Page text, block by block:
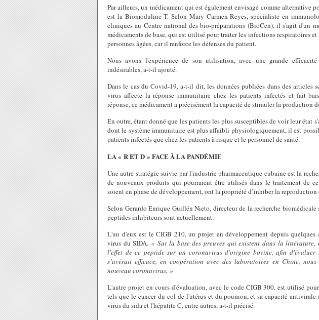
Par ailleurs, un médicament qui est également envisagé comme alternative
est la Biomoduline T. Selon Mary Carmen Reyes, spécialiste en
cliniques au Centre national des bio-préparations (BioCen), il s'agit d'un
médicaments de base, qui est utilisé pour traiter les infections respiratoires
personnes âgées, car il renforce les défenses du patient.
Nous avons l'expérience de son utilisation, avec une grande
indésirables, a-t-il ajouté.
Dans le cas du Covid-19, a-t-il dit, les données publiées dans des articles
virus affecte la réponse immunitaire chez les patients infectés et fait
réponse, ce médicament a précisément la capacité de stimuler la production
En outre, étant donné que les patients les plus susceptibles de voir leur état
dont le système immunitaire est plus affaibli physiologiquement, il est
patients infectés que chez les patients à risque et le personnel de santé.
LA « R ET D » FACE À LA PANDÉMIE
Une autre stratégie suivie par l'industrie pharmaceutique cubaine est la
de nouveaux produits qui pourraient être utilisés dans le traitement de
soient en phase de développement, ont la propriété d’inhiber la reproduction
Selon Gerardo Enrique Guillén Nieto, directeur de la recherche
peptides inhibiteurs sont actuellement.
L'un d'eux est le CIGB 210, un projet en développement depuis quelques
virus du SIDA. « Sur la base des preuves qui existent dans la littérature,
l'effet de ce peptide sur un coronavirus d'origine bovine, afin
s’avérait efficace, en coopération avec des laboratoires en Chine,
nouveau coronavirus. »
L'autre projet en cours d'évaluation, avec le code CIGB 300, est utilisé
tels que le cancer du col de l'utérus et du poumon, et sa capacité antivirale
virus du sida et l'hépatite C, entre autres, a-t-il précisé.